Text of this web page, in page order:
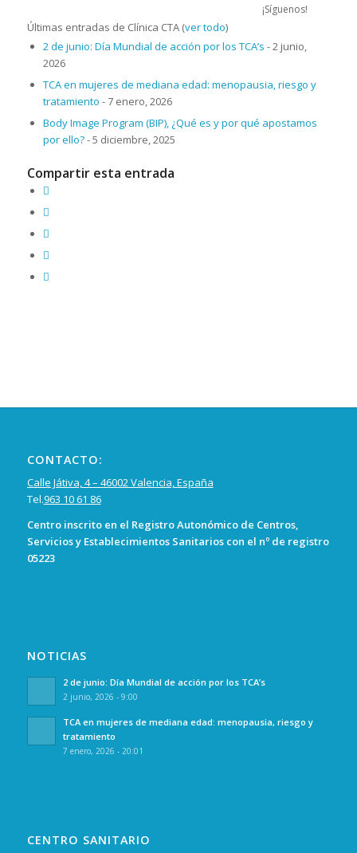
¡Síguenos!
Últimas entradas de Clínica CTA (ver todo)
2 de junio: Día Mundial de acción por los TCA’s - 2 junio,
2026
TCA en mujeres de mediana edad: menopausia, riesgo y
tratamiento - 7 enero, 2026
Body Image Program (BIP), ¿Qué es y por qué apostamos
por ello?- 5 diciembre, 2025
Compartir esta entrada
CONTACTO:
Calle Játiva, 4 – 46002 Valencia, España
Tel.963 10 61 86
Centro inscrito en el Registro Autonómico de Centros,
Servicios y Establecimientos Sanitarios con el nº de registro
05223
NOTICIAS
2 de junio: Día Mundial de acción por los TCA’s
2 junio, 2026 - 9:00
TCA en mujeres de mediana edad: menopausia, riesgo y
tratamiento
7 enero, 2026 - 20:01
CENTRO SANITARIO